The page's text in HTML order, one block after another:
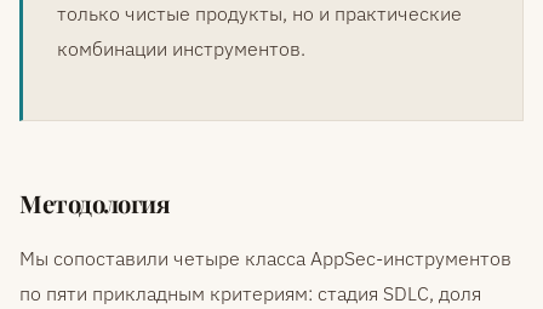
только чистые продукты, но и практические
комбинации инструментов.
Методология
Мы сопоставили четыре класса AppSec-инструментов
по пяти прикладным критериям: стадия SDLC, доля